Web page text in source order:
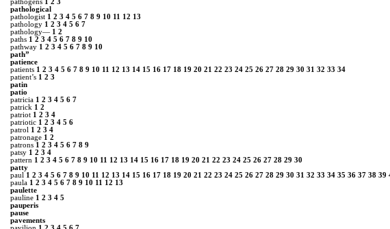
pathogens 1 2 3
pathological
pathologist 1 2 3 4 5 6 7 8 9 10 11 12 13
pathology 1 2 3 4 5 6 7
pathology— 1 2
paths 1 2 3 4 5 6 7 8 9 10
pathway 1 2 3 4 5 6 7 8 9 10
path”
patience
patients 1 2 3 4 5 6 7 8 9 10 11 12 13 14 15 16 17 18 19 20 21 22 23 24 25 26 27 28 29 30 31 32 33 34
patient’s 1 2 3
patin
patio
patricia 1 2 3 4 5 6 7
patrick 1 2
patriot 1 2 3 4
patriotic 1 2 3 4 5 6
patrol 1 2 3 4
patronage 1 2
patrons 1 2 3 4 5 6 7 8 9
patsy 1 2 3 4
pattern 1 2 3 4 5 6 7 8 9 10 11 12 13 14 15 16 17 18 19 20 21 22 23 24 25 26 27 28 29 30
patty
paul 1 2 3 4 5 6 7 8 9 10 11 12 13 14 15 16 17 18 19 20 21 22 23 24 25 26 27 28 29 30 31 32 33 34 35 36 37 38 39
paula 1 2 3 4 5 6 7 8 9 10 11 12 13
paulette
pauline 1 2 3 4 5
pauperis
pause
pavements